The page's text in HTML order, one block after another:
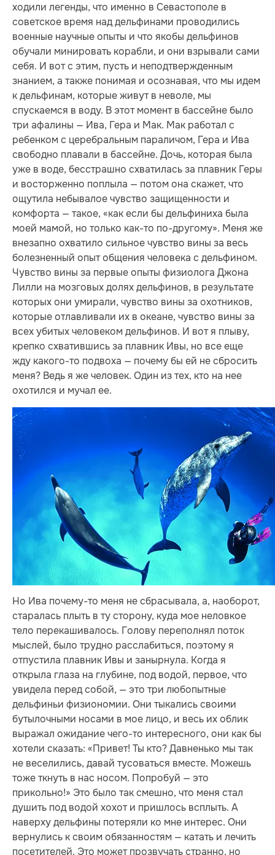
ходили легенды, что именно в Севастополе в
советское время над дельфинами проводились
военные научные опыты и что якобы дельфинов
обучали минировать корабли, и они взрывали сами
себя. И вот с этим, пусть и неподтвержденным
знанием, а также понимая и осознавая, что мы идем
к дельфинам, которые живут в неволе, мы
спускаемся в воду. В этот момент в бассейне было
три афалины — Ива, Гера и Мак. Мак работал с
ребенком с церебральным параличом, Гера и Ива
свободно плавали в бассейне. Дочь, которая была
уже в воде, бесстрашно схватилась за плавник Геры
и восторженно поплыла — потом она скажет, что
ощутила небывалое чувство защищенности и
комфорта — такое, «как если бы дельфиниха была
моей мамой, но только как-то по-другому». Меня же
внезапно охватило сильное чувство вины за весь
болезненный опыт общения человека с дельфином.
Чувство вины за первые опыты физиолога Джона
Лилли на мозговых долях дельфинов, в результате
которых они умирали, чувство вины за охотников,
которые отлавливали их в океане, чувство вины за
всех убитых человеком дельфинов. И вот я плыву,
крепко схватившись за плавник Ивы, но все еще
жду какого-то подвоха — почему бы ей не сбросить
меня? Ведь я же человек. Один из тех, кто на нее
охотился и мучал ее.
Но Ива почему-то меня не сбрасывала, а, наоборот,
старалась плыть в ту сторону, куда мое неловкое
тело перекашивалось. Голову переполнял поток
мыслей, было трудно расслабиться, поэтому я
отпустила плавник Ивы и занырнула. Когда я
открыла глаза на глубине, под водой, первое, что
увидела перед собой, — это три любопытные
дельфиньи физиономии. Они тыкались своими
бутылочными носами в мое лицо, и весь их облик
выражал ожидание чего-то интересного, они как бы
хотели сказать: «Привет! Ты кто? Давненько мы так
не веселились, давай тусоваться вместе. Можешь
тоже ткнуть в нас носом. Попробуй — это
прикольно!» Это было так смешно, что меня стал
душить под водой хохот и пришлось всплыть. А
наверху дельфины потеряли ко мне интерес. Они
вернулись к своим обязанностям — катать и лечить
посетителей. Это может прозвучать странно, но